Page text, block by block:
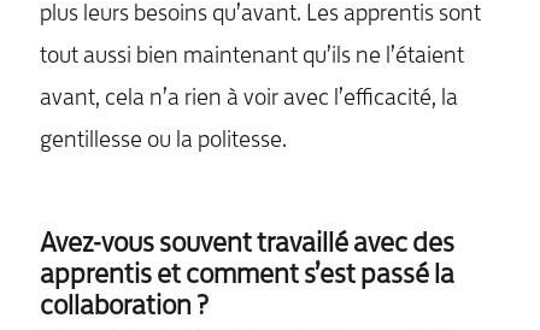
plus leurs besoins qu’avant. Les apprentis sont
tout aussi bien maintenant qu’ils ne l’étaient
avant, cela n’a rien à voir avec l’efficacité, la
gentillesse ou la politesse.
Avez-vous souvent travaillé avec des
apprentis et comment s’est passé la
collaboration ?